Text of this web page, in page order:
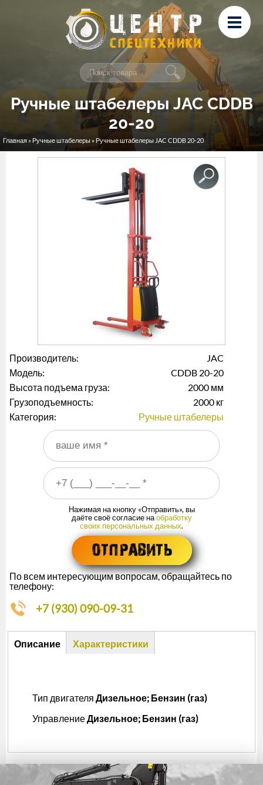
Перейти к основному содержанию
Лизинг
Сервис и ремонт
Контакты
Ручные штабелеры JAC CDDB
20-20
Вы здесь
Главная » Ручные штабелеры » Ручные штабелеры JAC CDDB 20-20
Производитель:
JAC
Модель:
CDDB 20-20
Высота подъема груза:
2000 мм
Грузоподъемность:
2000 кг
Категория:
Ручные штабелеры
Ваше имя
Ваш номер телефона
Нажимая на кнопку «Отправить», вы
даёте своё согласие наобработку
своих персональных данных.
По всем интересующим вопросам, обращайтесь по
телефону:
+7 (930) 090-09-31
Описание
Описание
Характеристики
Тип двигателя Дизельное; Бензин (газ)
УправлениеДизельное; Бензин (газ)